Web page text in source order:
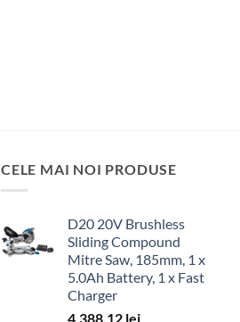
CELE MAI NOI PRODUSE
D20 20V Brushless
Sliding Compound
Mitre Saw, 185mm, 1 x
5.0Ah Battery, 1 x Fast
Charger
4,388.12 lei